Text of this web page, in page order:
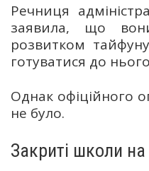
Речниця
заявила, що
розвитком
готуватися до
Однак офіційного
не було.
Закриті школи на